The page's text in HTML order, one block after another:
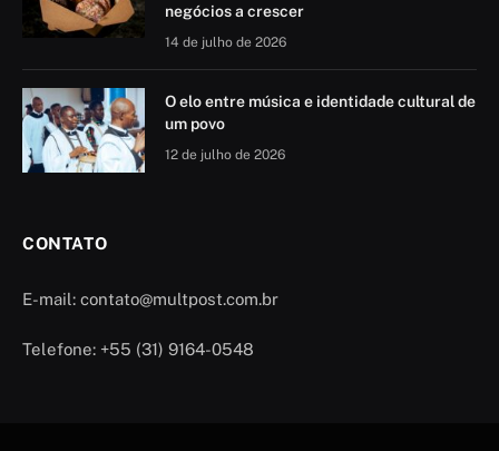
negócios a crescer
14 de julho de 2026
O elo entre música e identidade cultural de
um povo
12 de julho de 2026
CONTATO
E-mail: contato@multpost.com.br
Telefone: +55 (31) 9164-0548